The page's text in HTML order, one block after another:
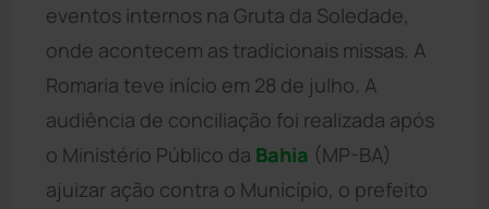
eventos internos na Gruta da Soledade,
onde acontecem as tradicionais missas. A
Romaria teve início em 28 de julho. A
audiência de conciliação foi realizada após
o Ministério Público da Bahia (MP-BA)
ajuizar ação contra o Município, o prefeito